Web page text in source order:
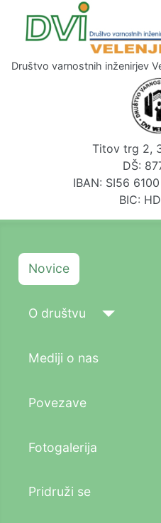
Društvo varnostnih inženirjev
Titov trg 2,
DŠ:
IBAN: SI56
BIC:
Novice
O društvu
Mediji o nas
Povezave
Fotogalerija
Pridruži se